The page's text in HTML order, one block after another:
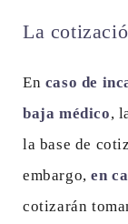
La
En caso de
baja médico,
la base de
embargo,en
cotizarán